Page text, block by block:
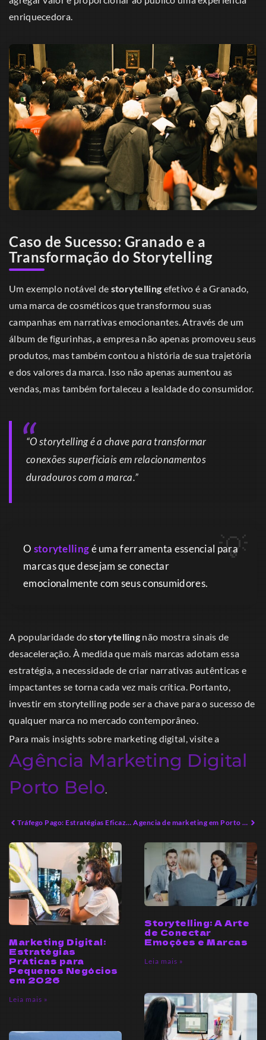
enriquecedora.
Caso de Sucesso: Granado e a
Transformação do Storytelling
Um exemplo notável de storytelling efetivo é a Granado,
uma marca de cosméticos que transformou suas
campanhas em narrativas emocionantes. Através de um
álbum de figurinhas, a empresa não apenas promoveu seus
produtos, mas também contou a história de sua trajetória
e dos valores da marca. Isso não apenas aumentou as
vendas, mas também fortaleceu a lealdade do consumidor.
“O storytelling é a chave para transformar
conexões superficiais em relacionamentos
duradouros com a marca.”
O storytellingé uma ferramenta essencial para
marcas que desejam se conectar
emocionalmente com seus consumidores.
A popularidade dostorytelling não mostra sinais de
desaceleração. À medida que mais marcas adotam essa
estratégia, a necessidade de criar narrativas autênticas e
impactantes se torna cada vez mais crítica. Portanto,
investir em storytelling pode ser a chave para o sucesso de
qualquer marca no mercado contemporâneo.
Para mais insights sobre marketing digital, visite a
Agência Marketing Digital
Porto Belo.
Tráfego Pago: Estratégias Eficazes para Empreendedores Locais Agencia de marketing em Porto Belo: Estratégias de Crescimento Eficazes
Marketing Digital:
Estratégias
Práticas para
Pequenos Negócios
em 2026
Leia mais »
Storytelling: A Arte
de Conectar
Emoções e Marcas
Leia mais »